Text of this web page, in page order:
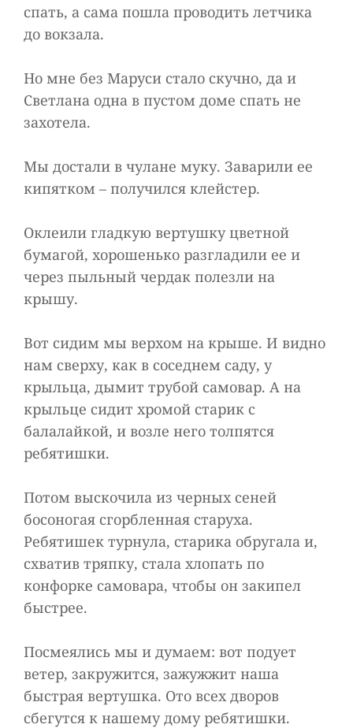
спать, а сама пошла проводить летчика
до вокзала.
Но мне без Маруси стало скучно, да и
Светлана одна в пустом доме спать не
захотела.
Мы достали в чулане муку. Заварили ее
кипятком – получился клейстер.
Оклеили гладкую вертушку цветной
бумагой, хорошенько разгладили ее и
через пыльный чердак полезли на
крышу.
Вот сидим мы верхом на крыше. И видно
нам сверху, как в соседнем саду, у
крыльца, дымит трубой самовар. А на
крыльце сидит хромой старик с
балалайкой, и возле него толпятся
ребятишки.
Потом выскочила из черных сеней
босоногая сгорбленная старуха.
Ребятишек турнула, старика обругала и,
схватив тряпку, стала хлопать по
конфорке самовара, чтобы он закипел
быстрее.
Посмеялись мы и думаем: вот подует
ветер, закружится, зажужжит наша
быстрая вертушка. Ото всех дворов
сбегутся к нашему дому ребятишки.